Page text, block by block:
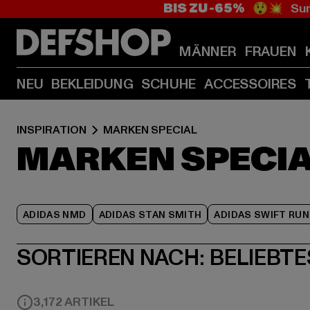
BIS ZU -65% 😲💥
MÄNNER FRAUEN
NEU BEKLEIDUNG SCHUHE ACCESSOIRES
INSPIRATION MARKEN SPECIAL
MARKEN
ADIDAS NMD ADIDAS STAN SMITH ADIDAS SWIFT RUN
SORTIEREN NACH:
3,172 ARTIKEL